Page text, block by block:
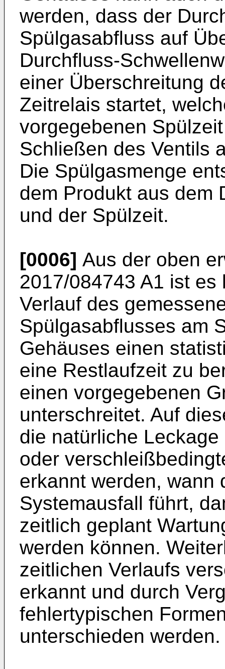
werden, dass der
Spülgasabfluss auf
Durchfluss-
einer Überschreitung
Zeitrelais startet,
vorgegebenen
Schließen des Ventils
Die Spülgasmenge
dem Produkt aus dem
und der Spülzeit.
[0006] Aus der oben
2017/084743 A1 ist es
Verlauf des
Spülgasabflusses am
Gehäuses einen
eine Restlaufzeit zu
einen vorgegebenen
unterschreitet. Auf
die natürliche
oder
erkannt werden, wann
Systemausfall führt,
zeitlich geplant
werden können.
zeitlichen Verlaufs
erkannt und durch
fehlertypischen
unterschieden werden.